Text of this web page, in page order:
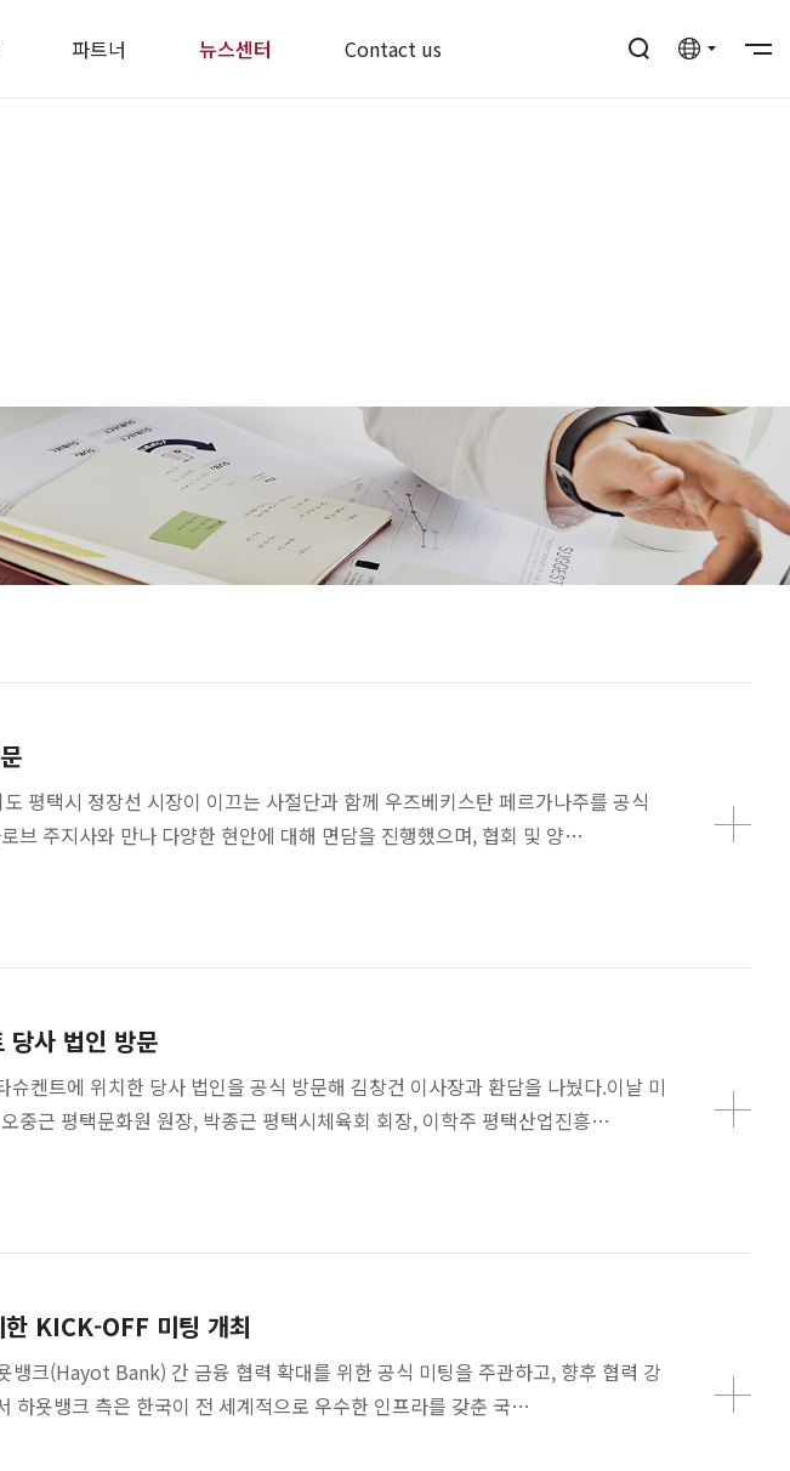
파트너 뉴스센터 Contact us
평택시 정장선 시장이 이끄는 사절단과 함께 우즈베키스탄 페르가나주를 공식
브 주지사와 만나 다양한 현안에 대해 면담을 진행했으며, 협회 및 양…
당사 법인 방문
켄트에 위치한 당사 법인을 공식 방문해 김창건 이사장과 환담을 나눴다.이날 미
중근 평택문화원 원장, 박종근 평택시체육회 회장, 이학주 평택산업진흥…
한 KICK-OFF 미팅 개최
크(Hayot Bank) 간 금융 협력 확대를 위한 공식 미팅을 주관하고, 향후 협력 강
하욧뱅크 측은 한국이 전 세계적으로 우수한 인프라를 갖춘 국…